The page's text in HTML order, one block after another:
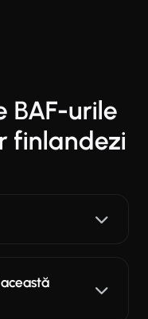
BAF-urile
finlandezi